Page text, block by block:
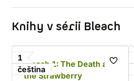
Knihy v sérii Bleach
1
čeština
Bleach 1: The Death and
the Strawberry